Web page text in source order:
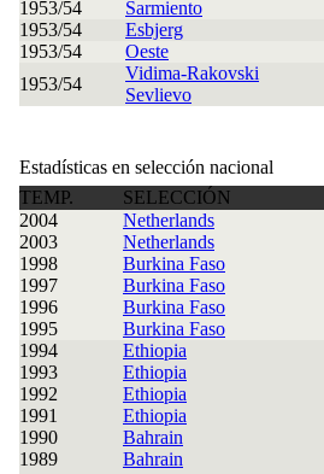
1953/54
Sarmiento
1953/54
Esbjerg
1953/54
Oeste
1953/54
Vidima-Rakovski
Sevlievo
Estadísticas en selección nacional
TEMP.
SELECCIÓN
2004
Netherlands
2003
Netherlands
1998
Burkina Faso
1997
Burkina Faso
1996
Burkina Faso
1995
Burkina Faso
1994
Ethiopia
1993
Ethiopia
1992
Ethiopia
1991
Ethiopia
1990
Bahrain
1989
Bahrain